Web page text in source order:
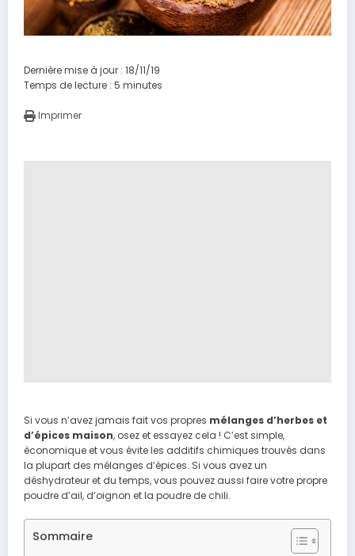
Dernière mise à jour : 18/11/19
Temps de lecture : 5 minutes
Imprimer
Si vous n’avez jamais fait vos propres mélanges d’herbes et
d’épices maison, osez et essayez cela ! C’est simple,
économique et vous évite les additifs chimiques trouvés dans
la plupart des mélanges d’épices. Si vous avez un
déshydrateur et du temps, vous pouvez aussi faire votre propre
poudre d’ail, d’oignon et la poudre de chili.
Sommaire